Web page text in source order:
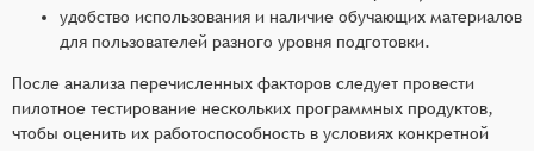
удобство использования и наличие обучающих материалов
для пользователей разного уровня подготовки.
После анализа перечисленных факторов следует провести
пилотное тестирование нескольких программных продуктов,
чтобы оценить их работоспособность в условиях конкретной